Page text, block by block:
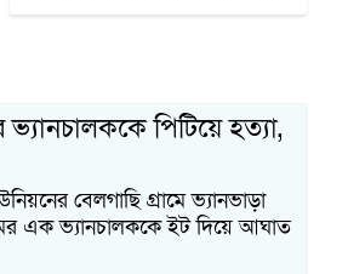
পিটিয়ে হত্যা,
বেলগাছি গ্রামে ভ্যানভাড়া
এক ভ্যানচালককে ইট দিয়ে আঘাত